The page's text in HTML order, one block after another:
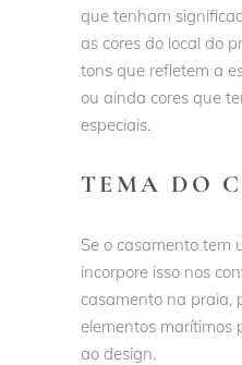
que tenham
as cores do local do
tons que refletem a
ou ainda cores que
especiais.
TEMA DO
Se o casamento tem
incorpore isso nos
casamento na praia,
elementos marítimos
ao design.